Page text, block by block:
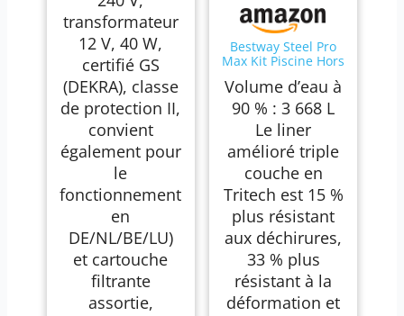
transformateur
12 V, 40 W,
certifié GS
(DEKRA), classe
de protection II,
convient
également pour
le
fonctionnement
en
DE/NL/BE/LU)
et cartouche
filtrante
assortie,
Bestway Steel Pro
Max Kit Piscine Hors
cm x 84 cm - Gris
Volume d’eau à
90 % : 3 668 L
Le liner
amélioré triple
couche en
Tritech est 15 %
plus résistant
aux déchirures,
33 % plus
résistant à la
déformation et